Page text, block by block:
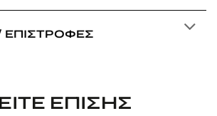
ΕΠΊΣΗΣ